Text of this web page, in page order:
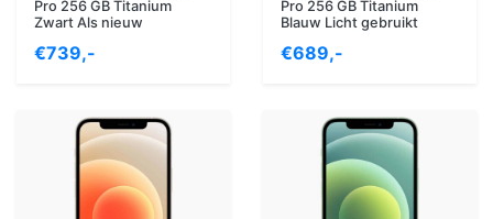
Pro 256 GB Titanium
Zwart Als nieuw
€739,-
Pro 256 GB Titanium
Blauw Licht gebruikt
€689,-